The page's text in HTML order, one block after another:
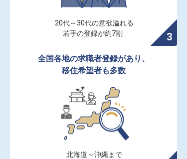
20代～30代の意欲溢れる
若手の登録が約7割
全国各地の求職者登録があり、
移住希望者も多数
北海道～沖縄まで